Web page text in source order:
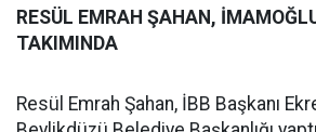
RESÜL EMRAH ŞAHAN,
TAKIMINDA
Resül Emrah Şahan, İBB Başkanı